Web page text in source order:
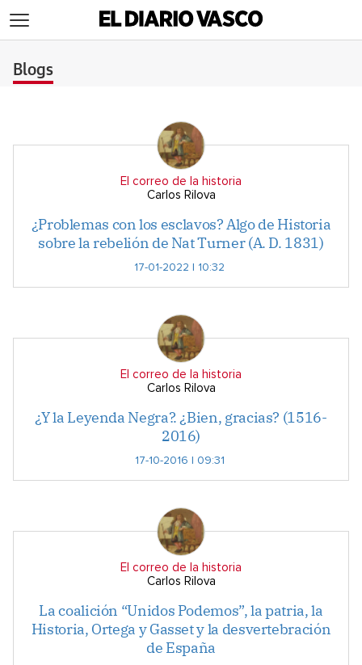
Blogs
El correo de la historia
Carlos Rilova
¿Problemas con los esclavos? Algo de Historia
sobre la rebelión de Nat Turner (A. D. 1831)
17-01-2022 | 10:32
El correo de la historia
Carlos Rilova
¿Y la Leyenda Negra?. ¿Bien, gracias? (1516-
2016)
17-10-2016 | 09:31
El correo de la historia
Carlos Rilova
La coalición “Unidos Podemos”, la patria, la
Historia, Ortega y Gasset y la desvertebración
de España